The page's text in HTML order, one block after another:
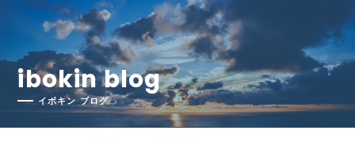
ibokin blog
イボキン ブログ